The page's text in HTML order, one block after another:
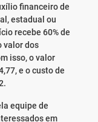
financeiro de
estadual ou
recebe 60% de
valor dos
isso, o valor
e o custo de
equipe de
em